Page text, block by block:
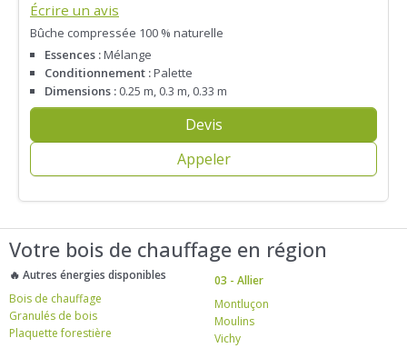
Écrire un avis
Bûche compressée 100 % naturelle
Essences :Mélange
Conditionnement :Palette
Dimensions : 0.25 m, 0.3 m, 0.33 m
Devis
Appeler
Votre bois de chauffage en région
🔥 Autres énergies disponibles
Bois de chauffage
Granulés de bois
Plaquette forestière
03 - Allier
Montluçon
Moulins
Vichy